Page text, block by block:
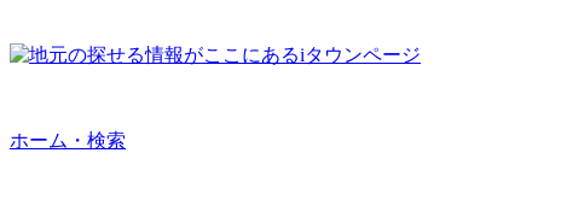
ホーム・検索